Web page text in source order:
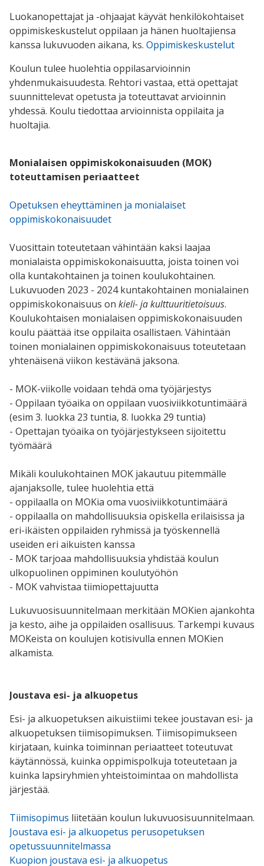
Luokanopettajat ja -ohjaajat käyvät henkilökohtaiset
oppimiskeskustelut oppilaan ja hänen huoltajiensa
kanssa lukuvuoden aikana, ks. Oppimiskeskustelut
Koulun tulee huolehtia oppilasarvioinnin
yhdenmukaisuudesta. Rehtori vastaa, että opettajat
suunnittelevat opetusta ja toteuttavat arvioinnin
yhdessä. Koulu tiedottaa arvioinnista oppilaita ja
huoltajia.
Monialaisen oppimiskokonaisuuden (MOK)
toteuttamisen periaatteet
Opetuksen eheyttäminen ja monialaiset
oppimiskokonaisuudet
Vuosittain toteutetaan vähintään kaksi laajaa
monialaista oppimiskokonaisuutta, joista toinen voi
olla kuntakohtainen ja toinen koulukohtainen.
Lukuvuoden 2023 - 2024 kuntakohtainen monialainen
oppimiskokonaisuus on kieli- ja kulttuuritietoisuus.
Koulukohtaisen monialaisen oppimiskokonaisuuden
koulu päättää itse oppilaita osallistaen. Vähintään
toinen monialainen oppimiskokonaisuus toteutetaan
yhtenäisenä viikon kestävänä jaksona.
- MOK-viikolle voidaan tehdä oma työjärjestys
- Oppilaan työaika on oppilaan vuosiviikkotuntimäärä
(esim 3. luokka 23 tuntia, 8. luokka 29 tuntia)
- Opettajan työaika on työjärjestykseen sijoitettu
työmäärä
Mikäli koulukohtainen MOK jakautuu pitemmälle
ajanjaksolle, tulee huolehtia että
- oppilaalla on MOKia oma vuosiviikkotuntimäärä
- oppilaalla on mahdollisuuksia opiskella erilaisissa ja
eri-ikäisten oppilaiden ryhmissä ja työskennellä
useiden eri aikuisten kanssa
- MOK tarjoaa mahdollisuuksia yhdistää koulun
ulkopuolinen oppiminen koulutyöhön
- MOK vahvistaa tiimiopettajuutta
Lukuvuosisuunnitelmaan merkitään MOKien ajankohta
ja kesto, aihe ja oppilaiden osallisuus. Tarkempi kuvaus
MOKeista on koulujen kotisivulla ennen MOKien
alkamista.
Joustava esi- ja alkuopetus
Esi- ja alkuopetuksen aikuistiimi tekee joustavan esi- ja
alkuopetuksen tiimisopimuksen. Tiimisopimukseen
kirjataan, kuinka toiminnan periaatteet toteutuvat
käytännössä, kuinka oppimispolkuja toteutetaan ja
kuinka lapsiryhmien yhteistoimintaa on mahdollista
järjestää.
Tiimisopimus liitetään koulun lukuvuosisuunnitelmaan.
Joustava esi- ja alkuopetus perusopetuksen
opetussuunnitelmassa
Kuopion joustava esi- ja alkuopetus